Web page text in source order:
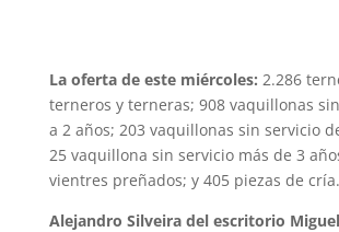
La oferta de este miércoles: 2.286
terneros y terneras; 908 vaquillonas
a 2 años; 203 vaquillonas sin servicio
25 vaquillona sin servicio más de 3
vientres preñados; y 405 piezas de cría.
Alejandro Silveira del escritorio